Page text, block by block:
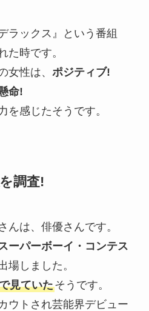
ラックス』という番組
た時です。
女性は、 ポジティブ!
命!
を感じたそうです。
調査!
んは、俳優さんです。
ーパーボーイ・コンテス
場しました。
見ていたそうです。
ウトされ芸能界デビュー